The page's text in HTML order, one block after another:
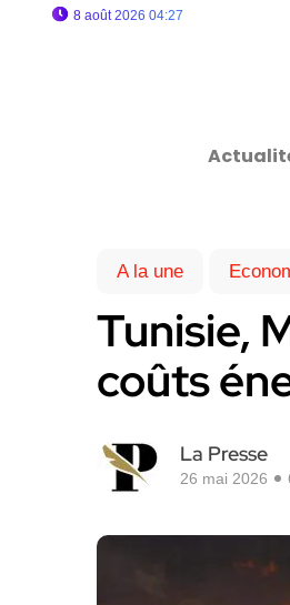
8 août 2026 04:27
A la une
Tunisie,
coûts
La Presse
26 mai 2026